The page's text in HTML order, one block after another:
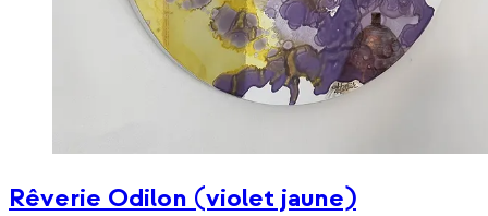
Rêverie Odilon (violet jaune)